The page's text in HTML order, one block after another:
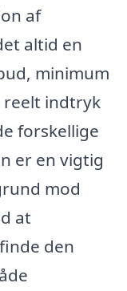
af
altid en
minimum
reelt indtryk
forskellige
er en vigtig
mod
at
den